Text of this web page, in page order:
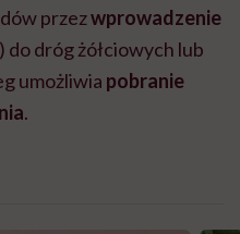
przezwprowadzenie
dróg żółciowych lub
umożliwia pobranie
.